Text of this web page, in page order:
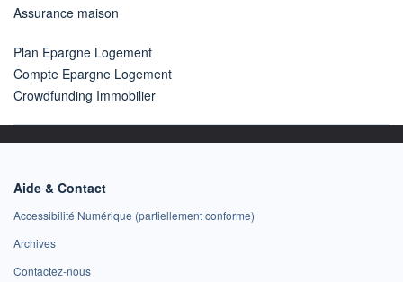
Assurance maison
Plan Epargne Logement
Compte Epargne Logement
Crowdfunding Immobilier
Aide & Contact
Accessibilité Numérique (partiellement conforme)
Archives
Contactez-nous